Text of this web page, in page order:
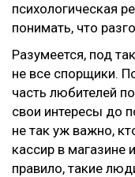
психологическая
понимать, что
Разумеется, под
не все спорщики.
часть любителей
свои интересы до
не так уж важно,
кассир в
правило, такие